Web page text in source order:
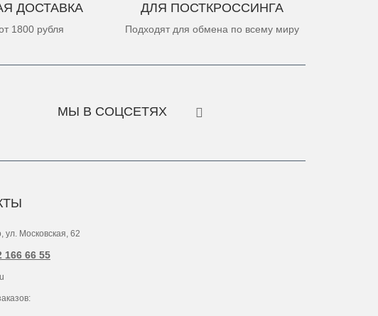
ДОСТАВКА
1800 рубля
ДЛЯ ПОСТКРОССИНГА
Подходят для обмена по всему миру
МЫ В СОЦСЕТЯХ
ул. Московская, 62
166 66 55